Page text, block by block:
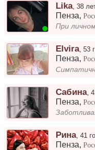
Lika,38
Пенза,
При
Elvira,53
Пенза,
Сабина,
Пенза,
Рина,41
Пенза,